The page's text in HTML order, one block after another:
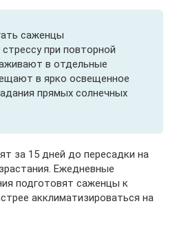
саженцы
при повторной
в отдельные
в ярко освещенное
прямых солнечных
за 15 дней до пересадки на
Ежедневные
подготовят саженцы к
акклиматизироваться на